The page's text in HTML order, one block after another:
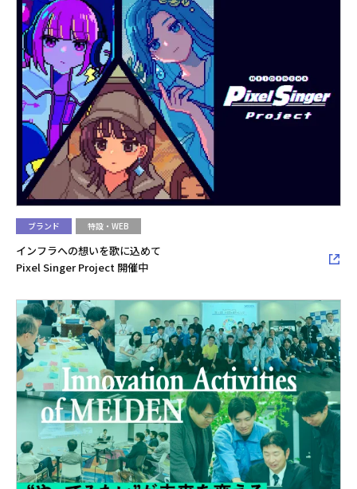
ブランド 特設・WEB
インフラへの想いを歌に込めて
Pixel Singer Project 開催中